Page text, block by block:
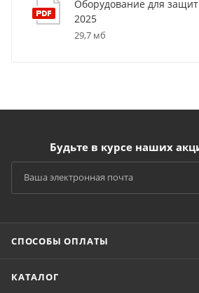
Оборудование для
2025
29,7 мб
Будьте в курсе наших
СПОСОБЫ ОПЛАТЫ
КАТАЛОГ